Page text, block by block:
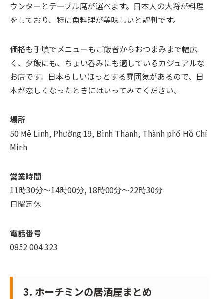
ウンターとテーブル席が選べます。日本人の大将が料理
をしており、特に魚料理が美味しいと評判です。
価格も手頃でメニューもご飯者からおつまみまで幅広
く、夕飯にも、ちょい呑みにも適しているカジュアルな
お店です。日本らしいほっとする雰囲気があるので、日
本が恋しくなったときにはいってみてください。
場所
50 Mê Linh, Phường 19, Bình Thạnh, Thành phố Hồ Chí
Minh
営業時間
11時30分～14時00分, 18時00分～22時30分
日曜定休
電話番号
0852 004 323
3. ホーチミンの居酒屋まとめ